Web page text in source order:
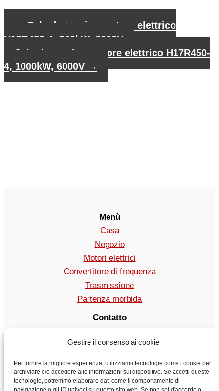
Gestire il consenso ai cookie
Per fornire la migliore esperienza, utilizziamo tecnologie come i cookie per
archiviare e/o accedere alle informazioni sul dispositivo. Se accetti queste
tecnologie, potremmo elaborare dati come il comportamento di
navigazione o gli ID univoci su questo sito web. Se non sei d'accordo o
Scheda tecnica motore elettrico
H17R450-4, 800kW, 6000V
Scheda tecnica motore elettrico H17R450-
4, 1000kW, 6000V →
Menù
Casa
Negozio
Motori elettrici
Convertitore di frequenza
Trasmissione
Partenza morbida
Contatto
+49 15123569470
Politica sulla riservatezza
Trasporto